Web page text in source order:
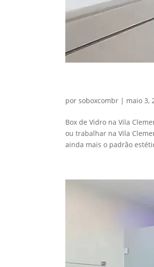
porsoboxcombr | maio 3,
Box de Vidro na Vila
ou trabalhar na Vila
ainda mais o padrão